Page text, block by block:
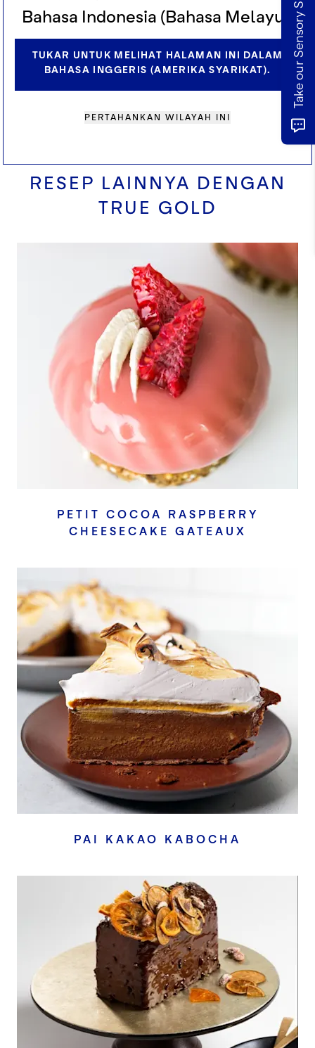
Bahasa Indonesia (Bahasa Melayu).
TUKAR UNTUK MELIHAT HALAMAN INI DALAM
BAHASA INGGERIS (AMERIKA SYARIKAT).
PERTAHANKAN WILAYAH INI
agar sedikit kelebihan glasir menetes.
Pindahkan telur ke alas yang diinginkan (bisa
berupa sable atau piring saji kecil).
Biarkan telur mencapai suhu sebelum disajikan.
RESEP LAINNYA DENGAN
TRUE GOLD
PETIT COCOA RASPBERRY
CHEESECAKE GATEAUX
PAI KAKAO KABOCHA
Take our Sensory Survey